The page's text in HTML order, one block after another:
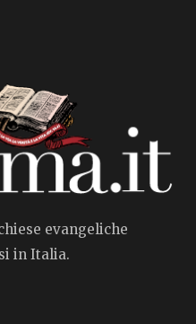
evangeliche
in Italia.